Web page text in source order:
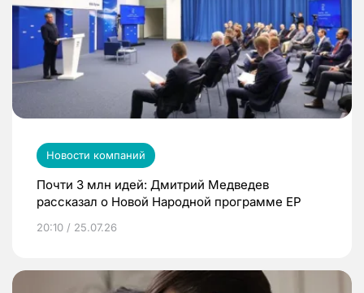
Новости компаний
Почти 3 млн идей: Дмитрий Медведев
рассказал о Новой Народной программе ЕР
20:10 / 25.07.26